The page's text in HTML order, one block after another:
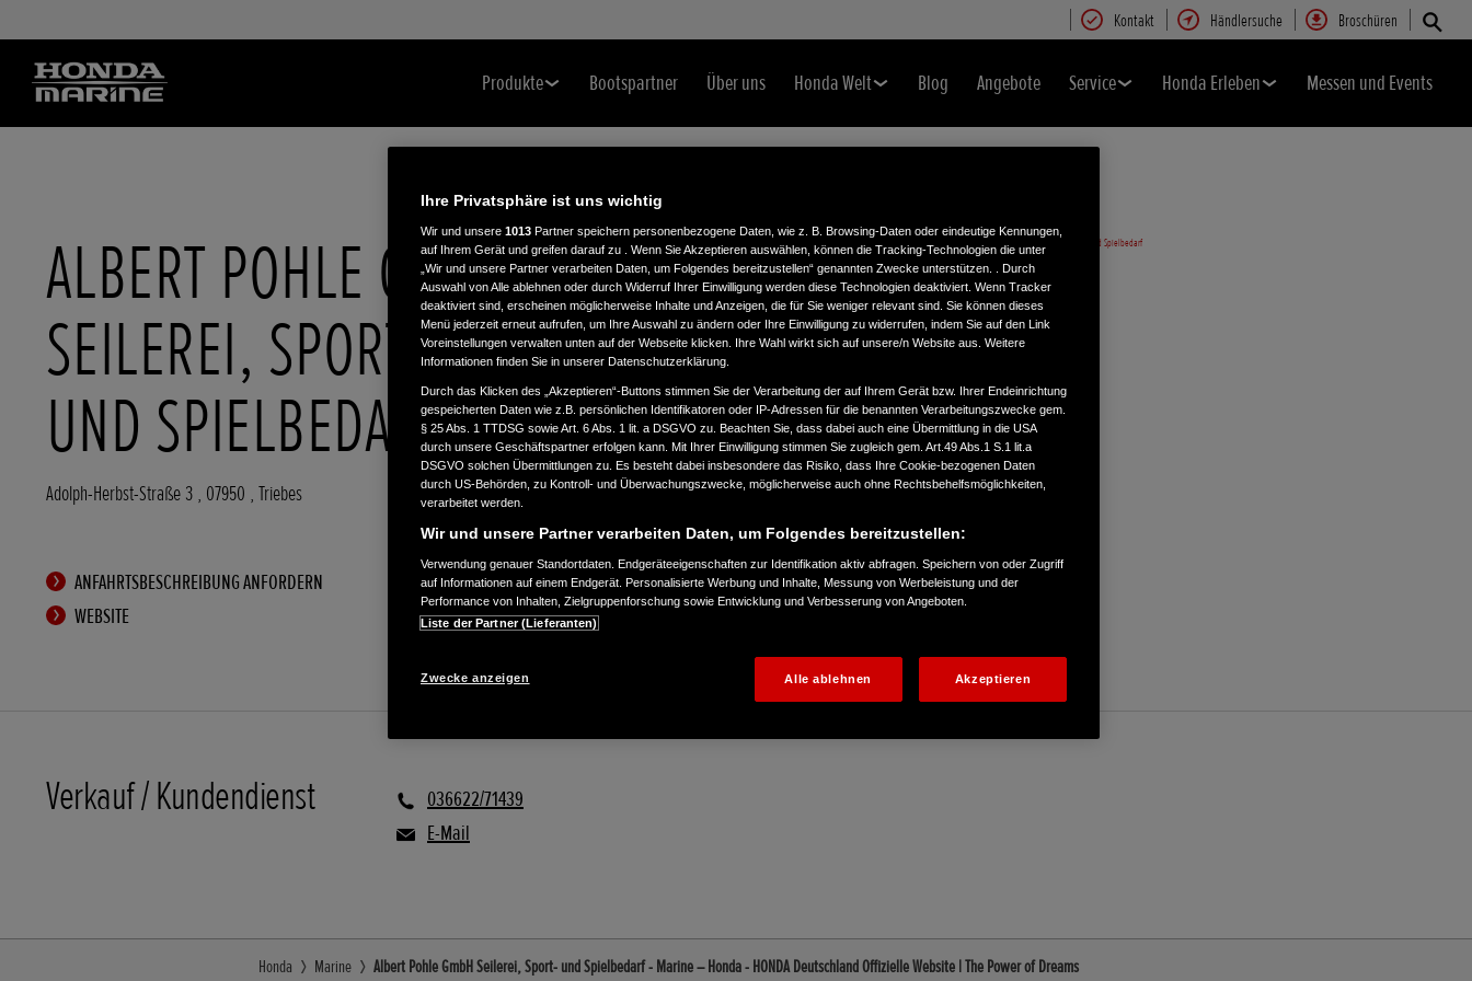
Kontakt Händlersuche Broschüren
Produkte Bootspartner Über uns Honda Welt Blog Angebote Service Honda Erleben Messen und Events
ALBERT POHLE GMBH
SEILEREI, SPORT-
UND SPIELBEDARF
Adolph-Herbst-Straße 3 , 07950 , Triebes
ANFAHRTSBESCHREIBUNG ANFORDERN
WEBSITE
Verkauf / Kundendienst
036622/71439
E-Mail
Honda Marine Albert Pohle GmbH Seilerei, Sport- und Spielbedarf - Marine – Honda - HONDA Deutschland Offizielle Website | The Power of Dreams
Ihre Privatsphäre ist uns wichtig
Wir und unsere 1013 Partner speichern personenbezogene Daten, wie z. B. Browsing-Daten oder eindeutige Kennungen,
auf Ihrem Gerät und greifen darauf zu . Wenn Sie Akzeptieren auswählen, können die Tracking-Technologien die unter
„Wir und unsere Partner verarbeiten Daten, um Folgendes bereitzustellen“ genannten Zwecke unterstützen. . Durch
Auswahl von Alle ablehnen oder durch Widerruf Ihrer Einwilligung werden diese Technologien deaktiviert. Wenn Tracker
deaktiviert sind, erscheinen möglicherweise Inhalte und Anzeigen, die für Sie weniger relevant sind. Sie können dieses
Menü jederzeit erneut aufrufen, um Ihre Auswahl zu ändern oder Ihre Einwilligung zu widerrufen, indem Sie auf den Link
Voreinstellungen verwalten unten auf der Webseite klicken. Ihre Wahl wirkt sich auf unsere/n Website aus. Weitere
Informationen finden Sie in unserer Datenschutzerklärung.
Durch das Klicken des „Akzeptieren“-Buttons stimmen Sie der Verarbeitung der auf Ihrem Gerät bzw. Ihrer Endeinrichtung
gespeicherten Daten wie z.B. persönlichen Identifikatoren oder IP-Adressen für die benannten Verarbeitungszwecke gem.
§ 25 Abs. 1 TTDSG sowie Art. 6 Abs. 1 lit. a DSGVO zu. Beachten Sie, dass dabei auch eine Übermittlung in die USA
durch unsere Geschäftspartner erfolgen kann. Mit Ihrer Einwilligung stimmen Sie zugleich gem. Art.49 Abs.1 S.1 lit.a
DSGVO solchen Übermittlungen zu. Es besteht dabei insbesondere das Risiko, dass Ihre Cookie-bezogenen Daten
durch US-Behörden, zu Kontroll- und Überwachungszwecke, möglicherweise auch ohne Rechtsbehelfsmöglichkeiten,
verarbeitet werden.
Wir und unsere Partner verarbeiten Daten, um Folgendes bereitzustellen:
Verwendung genauer Standortdaten. Endgeräteeigenschaften zur Identifikation aktiv abfragen. Speichern von oder Zugriff
auf Informationen auf einem Endgerät. Personalisierte Werbung und Inhalte, Messung von Werbeleistung und der
Performance von Inhalten, Zielgruppenforschung sowie Entwicklung und Verbesserung von Angeboten.
Liste der Partner (Lieferanten)
Zwecke anzeigen Alle ablehnen Akzeptieren